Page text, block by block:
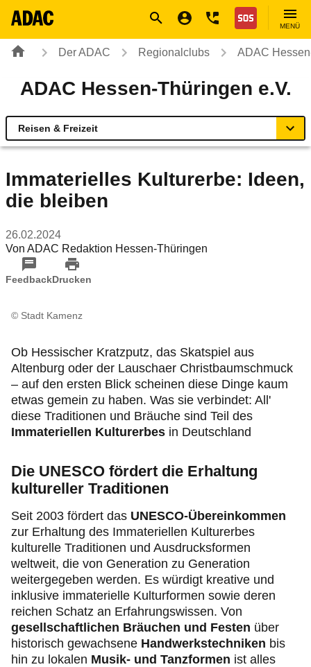
Nothilfe
MENÜ
Der ADAC Regionalclubs ADAC
ADAC Hessen-Thüringen e.V.
Reisen & Freizeit
ADAC vor Ort
Reisen & Freizeit
Sicherheit & Mobilität
Produkte & Services
Motorsport & Ortsclubs
Immaterielles Kulturerbe: Ideen,
die bleiben
26.02.2024
Von ADAC Redaktion Hessen-Thüringen
FeedbackDrucken
© Stadt Kamenz
Ob Hessischer Kratzputz, das Skatspiel aus
Altenburg oder der Lauschaer Christbaumschmuck
– auf den ersten Blick scheinen diese Dinge kaum
etwas gemein zu haben. Was sie verbindet: All'
diese Traditionen und Bräuche sind Teil des
Immateriellen Kulturerbes in Deutschland
Die UNESCO fördert die Erhaltung
kultureller Traditionen
Seit 2003 fördert das UNESCO-Übereinkommen
zur Erhaltung des Immateriellen Kulturerbes
kulturelle Traditionen und Ausdrucksformen
weltweit, die von Generation zu Generation
weitergegeben werden. Es würdigt kreative und
inklusive immaterielle Kulturformen sowie deren
reichen Schatz an Erfahrungswissen. Von
gesellschaftlichen Bräuchen und Festen über
historisch gewachsene Handwerkstechniken bis
hin zu lokalen Musik- und Tanzformen ist alles